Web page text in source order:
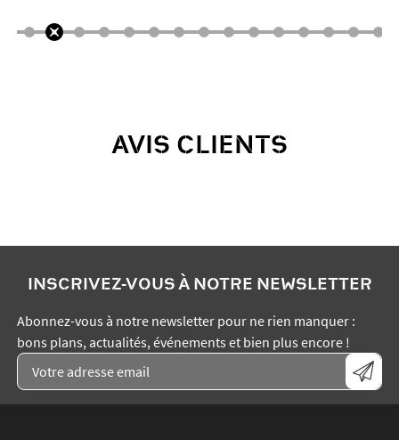
AVIS CLIENTS
INSCRIVEZ-VOUS À NOTRE NEWSLETTER
Abonnez-vous à notre newsletter pour ne rien manquer :
bons plans, actualités, événements et bien plus encore !